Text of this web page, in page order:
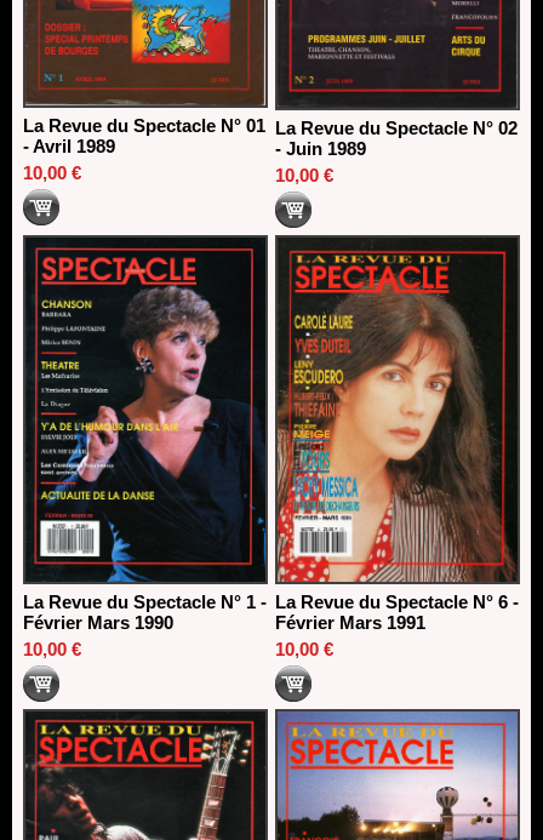
La Revue du Spectacle N° 01
- Avril 1989
10,00 €
La Revue du Spectacle N° 02
- Juin 1989
10,00 €
La Revue du Spectacle N° 1 -
Février Mars 1990
10,00 €
La Revue du Spectacle N° 6 -
Février Mars 1991
10,00 €